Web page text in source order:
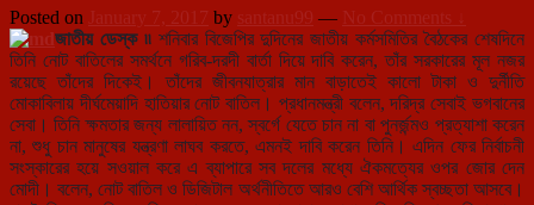
Posted on January 7, 2017 by santanu99 — No Comments ↓
জাতীয় ডেস্ক ৷৷ শনিবার বিজেপির দুদিনের জাতীয় কর্মসমিতির বৈঠকের শেষদিনে
তিনি নোট বাতিলের সমর্থনে গরিব-দরদী বার্তা দিয়ে দাবি করেন, তাঁর সরকারের মূল নজর
রয়েছে তাঁদের দিকেই। তাঁদের জীবনযাত্রার মান বাড়াতেই কালো টাকা ও দুর্নীতি
মোকাবিলায় দীর্ঘমেয়াদি হাতিয়ার নোট বাতিল। প্রধানমন্ত্রী বলেন, দরিদ্র সেবাই ভগবানের
সেবা। তিনি ক্ষমতার জন্য লালায়িত নন, স্বর্গে যেতে চান না বা পুনর্জন্মও প্রত্যাশা করেন
না, শুধু চান মানুষের যন্ত্রণা লাঘব করতে, এমনই দাবি করেন তিনি। এদিন ফের নির্বাচনী
সংস্কারের হয়ে সওয়াল করে এ ব্যাপারে সব দলের মধ্যে ঐকমত্যের ওপর জোর দেন
মোদী। বলেন, নোট বাতিল ও ডিজিটাল অর্থনীতিতে আরও বেশি আর্থিক স্বচ্ছতা আসবে।